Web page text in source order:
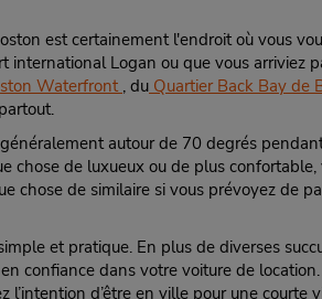
Sun 8:00 AM - 4:00 PM; Mon -
8:00 AM - 6:00 PM; Sat 8:00
4:00 PM
est certainement l'endroit où vous
Logan ou que vous arriviez
Waterfront, du Quartier Back Bay de
autour de 70 degrés
de luxueux ou de plus
chose de similaire si vous prévoyez de
et pratique. En plus de diverses
confiance dans votre voiture de
d’être en ville pour une courte